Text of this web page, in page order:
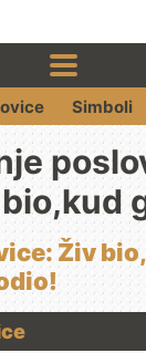
Simboli
Živ